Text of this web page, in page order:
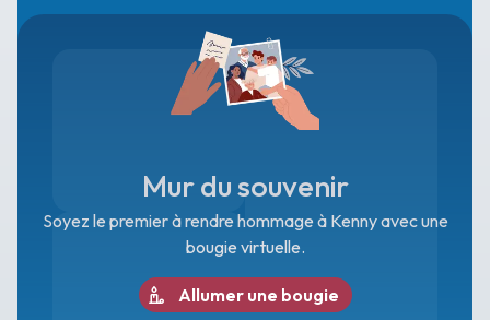
Mur du souvenir
Soyez le premier à rendre hommage à Kenny avec une
bougie virtuelle.
Allumer une bougie